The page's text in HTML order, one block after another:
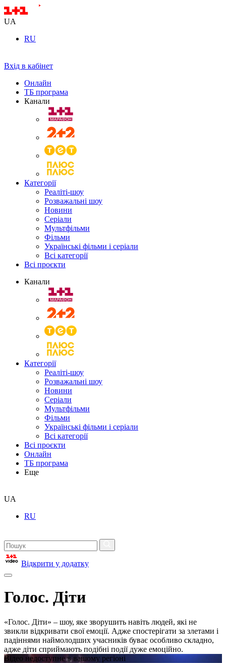
UA
RU
Вхід в кабінет
Онлайн
ТБ програма
Канали
Категорії
Реаліті-шоу
Розважальні шоу
Новини
Серіали
Мультфільми
Фільми
Українські фільми і серіали
Всі категорії
Всі проєкти
Канали
Категорії
Реаліті-шоу
Розважальні шоу
Новини
Серіали
Мультфільми
Фільми
Українські фільми і серіали
Всі категорії
Всі проєкти
Онлайн
ТБ програма
Еще
UA
RU
Відкрити у додатку
Голос. Діти
«Голос. Діти» – шоу, яке зворушить навіть людей, які не
звикли відкривати свої емоції. Адже спостерігати за злетами і
падіннями наймолодших учасників буває особливо складно,
адже діти сприймають подібні події дуже емоційно.
Відео недоступне в вашому регіоні